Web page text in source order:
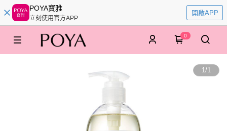
POYA寶雅
立刻使用官方APP
開啟APP
0
1/1